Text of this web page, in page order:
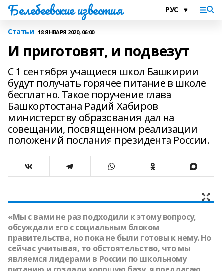
Белебеевские известия
Статьи 18 ЯНВАРЯ 2020, 06:00
И приготовят, и подвезут
С 1 сентября учащиеся школ Башкирии
будут получать горячее питание в школе
бесплатно. Такое поручение глава
Башкортостана Радий Хабиров
министерству образования дал на
совещании, посвященном реализации
положений послания президента России.
«Мы с вами не раз подходили к этому вопросу,
обсуждали его с социальным блоком
правительства, но пока не были готовы к нему. Но
сейчас учитывая, то обстоятельство, что мы
являемся лидерами в России по школьному